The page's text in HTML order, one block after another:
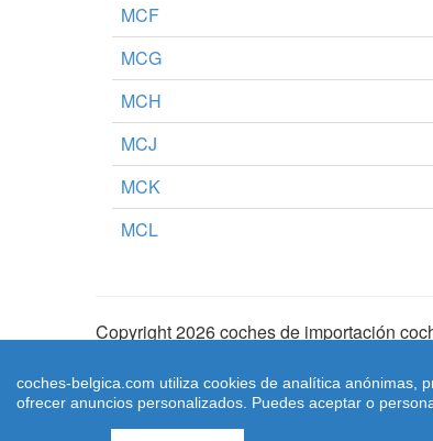
MCF
MCG
MCH
MCJ
MCK
MCL
Copyright 2026 coches de importación
coches-belgica.com utiliza cookies de analítica anónimas,
ofrecer anuncios personalizados. Puedes aceptar o